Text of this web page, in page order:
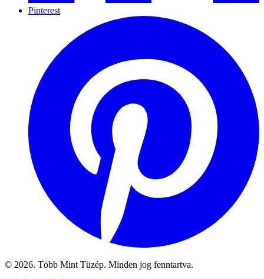
Pinterest
© 2026. Több Mint Tüzép. Minden jog fenntartva.